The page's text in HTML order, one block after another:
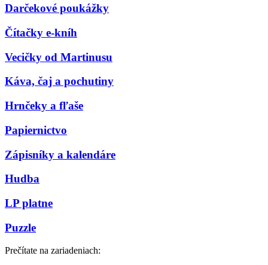
Darčekové poukážky
Čítačky e-kníh
Vecičky od Martinusu
Káva, čaj a pochutiny
Hrnčeky a fľaše
Papiernictvo
Zápisníky a kalendáre
Hudba
LP platne
Puzzle
Prečítate na zariadeniach: